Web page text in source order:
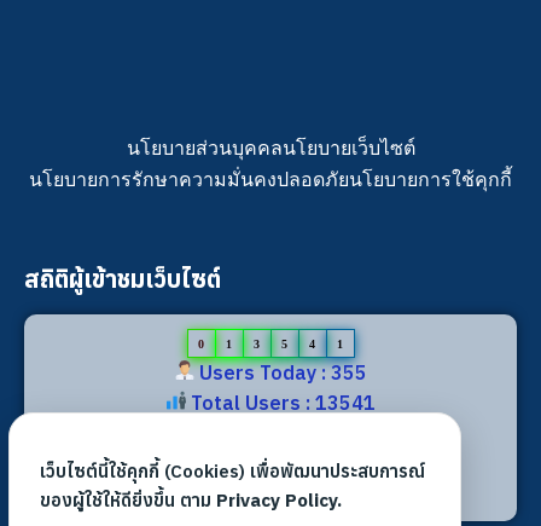
นโยบายส่วนบุคคลนโยบายเว็บไซต์
นโยบายการรักษาความมั่นคงปลอดภัยนโยบายการใช้คุกกี้
สถิติผู้เข้าชมเว็บไซต์
0 1 3 5 4 1
Users Today : 355
Total Users : 13541
Total views : 31489
Who's Online : 2
เว็บไซต์นี้ใช้คุกกี้ (Cookies) เพื่อพัฒนาประสบการณ์
ของผู้ใช้ให้ดียิ่งขึ้น ตาม Privacy Policy.